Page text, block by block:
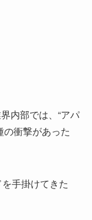
内部では、“アパ
衝撃があった
手掛けてきた